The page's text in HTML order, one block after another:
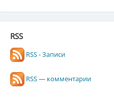
RSS
RSS - Записи
RSS — комментарии